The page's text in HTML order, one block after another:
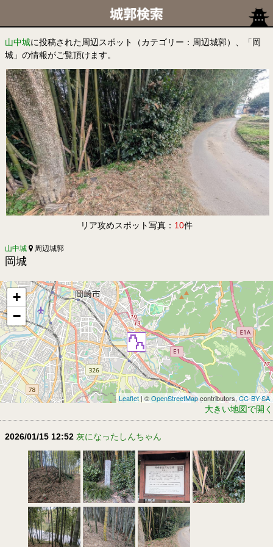
山中城に投稿された周辺スポット（カテゴリー：周辺城郭）、「岡
城」の情報がご覧頂けます。
リア攻めスポット写真： 10件
山中城 周辺城郭
岡城
+
−
Leaflet| ©OpenStreetMapcontributors, CC-BY-SA
大きい地図で開く
2026/01/15 12:52 灰になったしんちゃん